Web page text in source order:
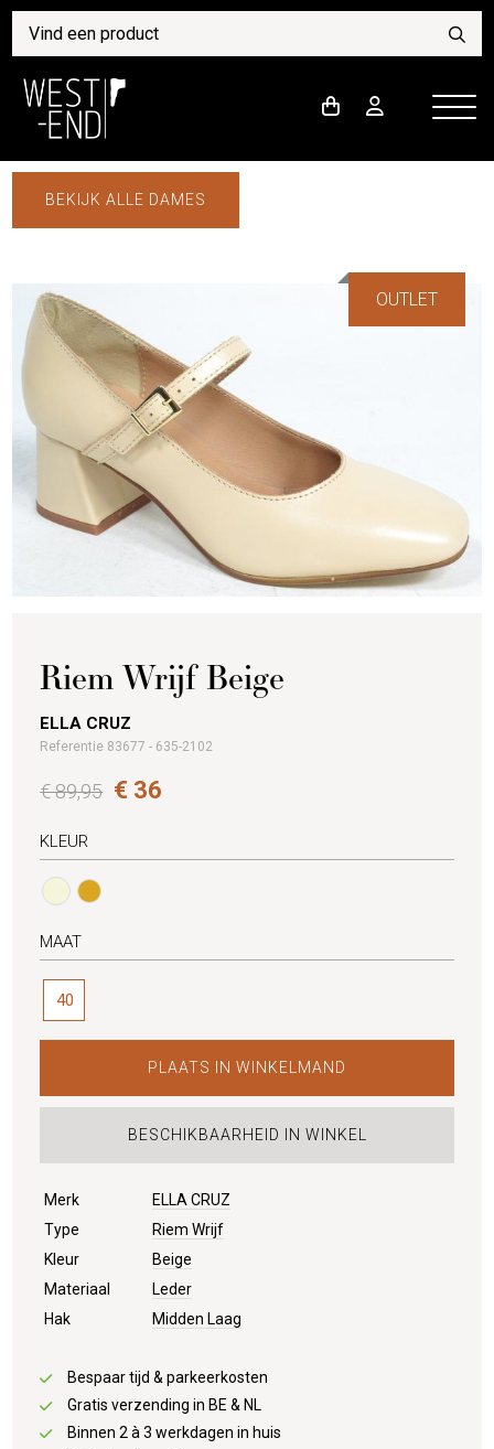
BEKIJK ALLE DAMES
OUTLET
Riem Wrijf Beige
ELLA CRUZ
Referentie 83677 - 635-2102
€ 89,95 € 36
KLEUR
MAAT
40
PLAATS IN WINKELMAND
BESCHIKBAARHEID IN WINKEL
Merk
ELLA CRUZ
Type
Riem Wrijf
Kleur
Beige
Materiaal
Leder
Hak
Midden Laag
Bespaar tijd & parkeerkosten
Gratis verzending in BE & NL
Binnen 2 à 3 werkdagen in huis